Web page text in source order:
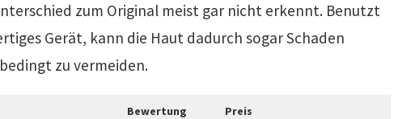
zum Original meist gar nicht erkennt. Benutzt
Gerät, kann die Haut dadurch sogar Schaden
zu vermeiden.
Bewertung Preis